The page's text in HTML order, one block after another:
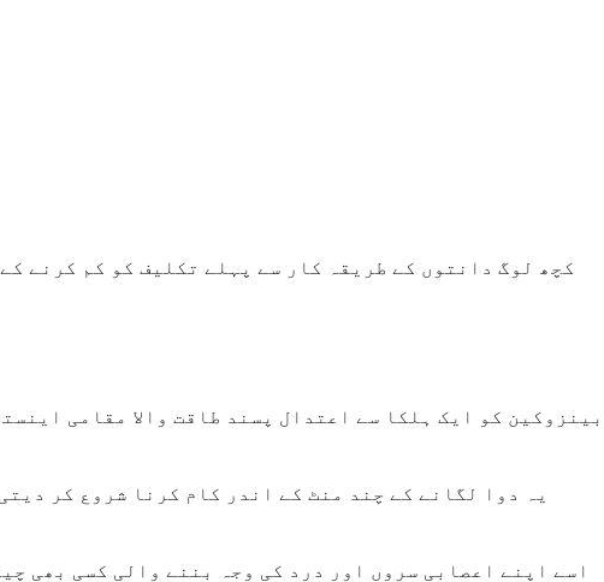
کچھ لوگ دانتوں کے طریقہ کار سے پہلے تکلیف کو کم کرنے
بینزوکین کو ایک ہلکا سے اعتدال پسند طاقت والا مقامی
اسے اپنے اعصابی سروں اور درد کی وجہ بننے والی کسی بھی